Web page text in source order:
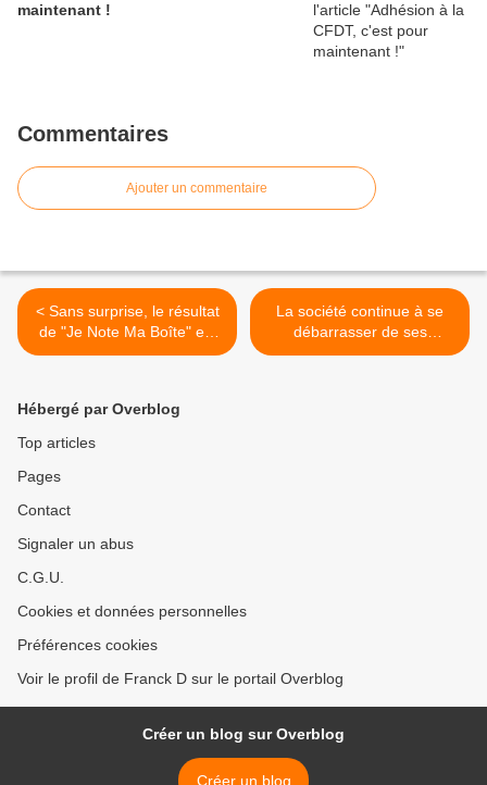
maintenant !
Commentaires
Ajouter un commentaire
< Sans surprise, le résultat
de "Je Note Ma Boîte" est
de 4,09/10
La société continue à se
débarrasser de ses
salariés! >
Hébergé par Overblog
Top articles
Pages
Contact
Signaler un abus
C.G.U.
Cookies et données personnelles
Préférences cookies
Voir le profil de Franck D sur le portail Overblog
Créer un blog sur Overblog
Créer un blog